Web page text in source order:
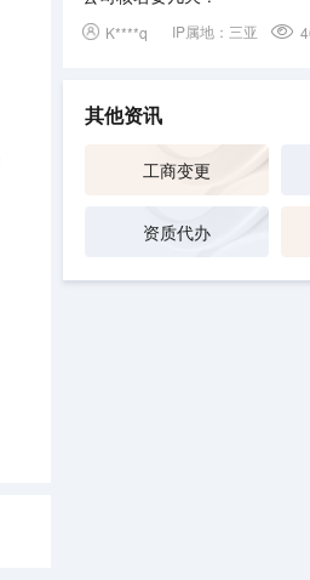
K****q IP属地： 三亚
其他资讯
工商变更
资质代办